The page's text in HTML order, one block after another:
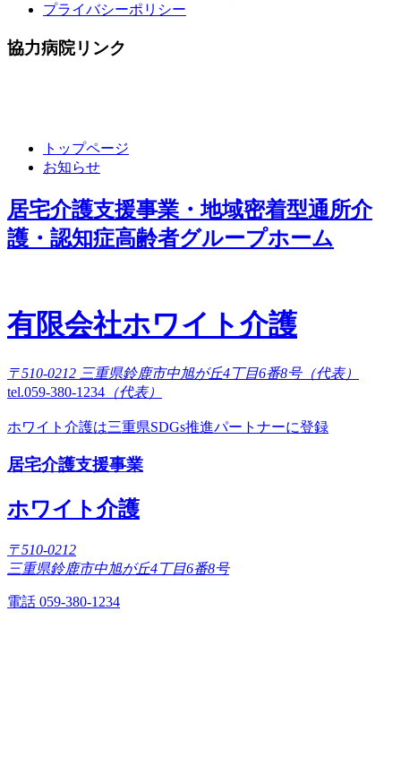
プライバシーポリシー
協力病院リンク
トップページ
お知らせ
居宅介護支援事業・地域密着型通所介
護・認知症高齢者グループホーム
有限会社ホワイト介護
〒510-0212 三重県鈴鹿市中旭が丘4丁目6番8号（代表）
tel.059-380-1234 （代表）
ホワイト介護は三重県SDGs推進パートナーに登録
居宅介護支援事業
ホワイト介護
〒510-0212
三重県鈴鹿市中旭が丘4丁目6番8号
電話 059-380-1234